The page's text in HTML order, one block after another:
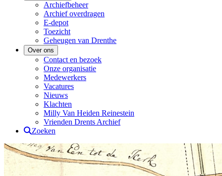
Archiefbeheer
Archief overdragen
E-depot
Toezicht
Geheugen van Drenthe
Over ons
Contact en bezoek
Onze organisatie
Medewerkers
Vacatures
Nieuws
Klachten
Milly Van Heiden Reinestein
Vrienden Drents Archief
Zoeken
Drents Archief